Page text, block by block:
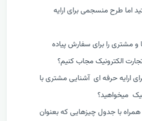
اما طرح منسجمی برای ارایه
و مشتری را برای سفارش پیاده
الکترونیک مجاب کنیم؟
ارایه حرفه ای آشنایی مشتری با
میخواهید؟
با جدول چیزهایی که بعنوان